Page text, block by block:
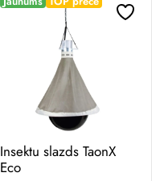
Insektu slazds TaonX
Eco